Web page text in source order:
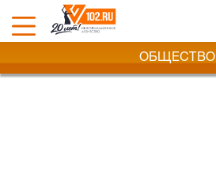
ОБЩЕСТВО